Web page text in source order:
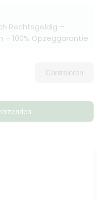
Rechtsgeldig –
– 100% Opzeggarantie
Controleren